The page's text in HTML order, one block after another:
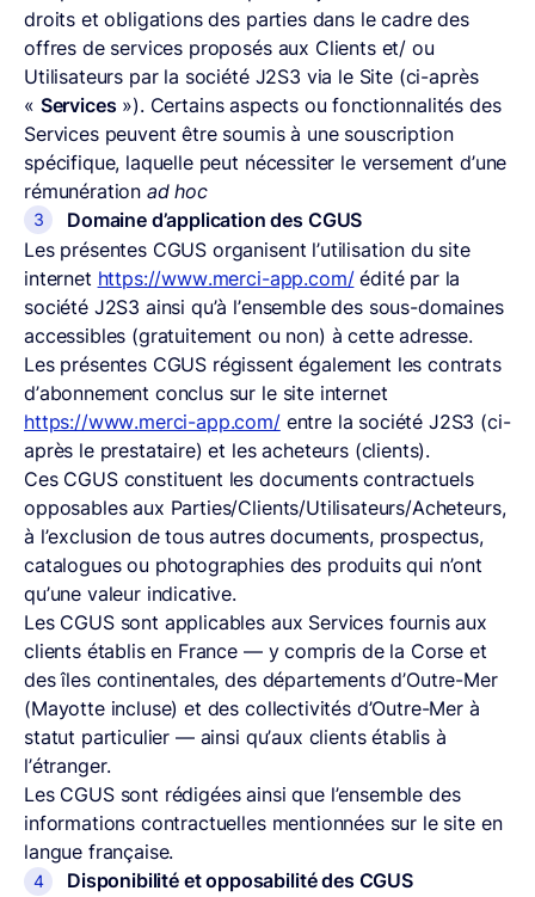
droits et obligations des parties dans le cadre des
offres de services proposés aux Clients et/ ou
Utilisateurs par la société J2S3 via le Site (ci-après
« Services»). Certains aspects ou fonctionnalités des
Services peuvent être soumis à une souscription
spécifique, laquelle peut nécessiter le versement d’une
rémunération ad hoc
Domaine d’application des CGUS
Les présentes CGUS organisent l’utilisation du site
internet https://www.merci-app.com/édité par la
société J2S3 ainsi qu’à l’ensemble des sous-domaines
accessibles (gratuitement ou non) à cette adresse.
Les présentes CGUS régissent également les contrats
d’abonnement conclus sur le site internet
https://www.merci-app.com/entre la société J2S3 (ci-
après le prestataire) et les acheteurs (clients).
Ces CGUS constituent les documents contractuels
opposables aux Parties/Clients/Utilisateurs/Acheteurs,
à l’exclusion de tous autres documents, prospectus,
catalogues ou photographies des produits qui n’ont
qu’une valeur indicative.
Les CGUS sont applicables aux Services fournis aux
clients établis en France — y compris de la Corse et
des îles continentales, des départements d’Outre-Mer
(Mayotte incluse) et des collectivités d’Outre-Mer à
statut particulier — ainsi qu’aux clients établis à
l’étranger.
Les CGUS sont rédigées ainsi que l’ensemble des
informations contractuelles mentionnées sur le site en
langue française.
Disponibilité et opposabilité des CGUS